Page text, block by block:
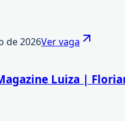
de 2026Ver vaga
Luiza |